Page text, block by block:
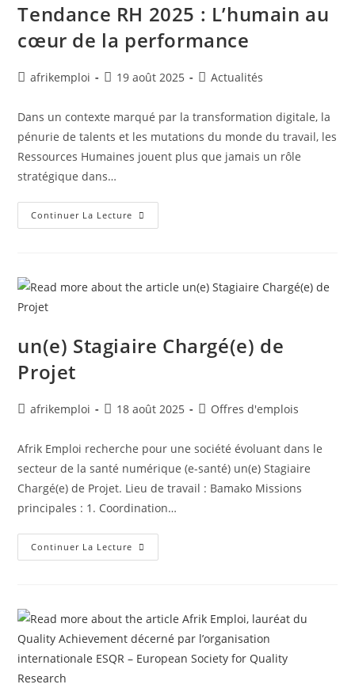
Tendance RH 2025 : L’humain au
cœur de la performance
afrikemploi 19 août 2025 Actualités
Dans un contexte marqué par la transformation digitale, la
pénurie de talents et les mutations du monde du travail, les
Ressources Humaines jouent plus que jamais un rôle
stratégique dans…
Continuer La Lecture
un(e) Stagiaire Chargé(e) de
Projet
afrikemploi 18 août 2025 Offres d'emplois
Afrik Emploi recherche pour une société évoluant dans le
secteur de la santé numérique (e-santé) un(e) Stagiaire
Chargé(e) de Projet. Lieu de travail : Bamako Missions
principales : 1. Coordination…
Continuer La Lecture